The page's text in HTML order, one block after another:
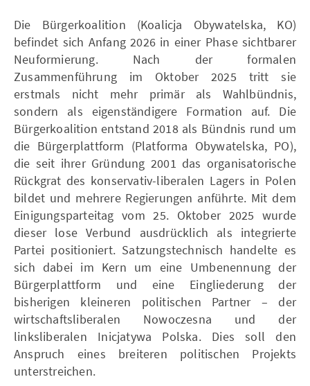
Die Bürgerkoalition (Koalicja Obywatelska, KO)
befindet sich Anfang 2026 in einer Phase sichtbarer
Neuformierung. Nach der formalen
Zusammenführung im Oktober 2025 tritt sie
erstmals nicht mehr primär als Wahlbündnis,
sondern als eigenständigere Formation auf. Die
Bürgerkoalition entstand 2018 als Bündnis rund um
die Bürgerplattform (Platforma Obywatelska, PO),
die seit ihrer Gründung 2001 das organisatorische
Rückgrat des konservativ-liberalen Lagers in Polen
bildet und mehrere Regierungen anführte. Mit dem
Einigungsparteitag vom 25. Oktober 2025 wurde
dieser lose Verbund ausdrücklich als integrierte
Partei positioniert. Satzungstechnisch handelte es
sich dabei im Kern um eine Umbenennung der
Bürgerplattform und eine Eingliederung der
bisherigen kleineren politischen Partner – der
wirtschaftsliberalen Nowoczesna und der
linksliberalen Inicjatywa Polska. Dies soll den
Anspruch eines breiteren politischen Projekts
unterstreichen.